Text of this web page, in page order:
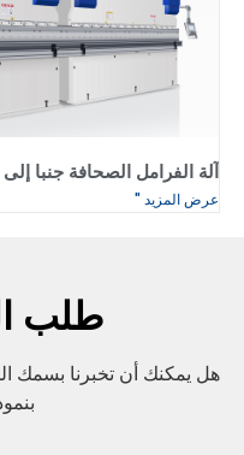
آلة الفرامل الصحافة جنبا
عرض المزيد "
طلب
هل يمكنك أن تخبرنا بسمك